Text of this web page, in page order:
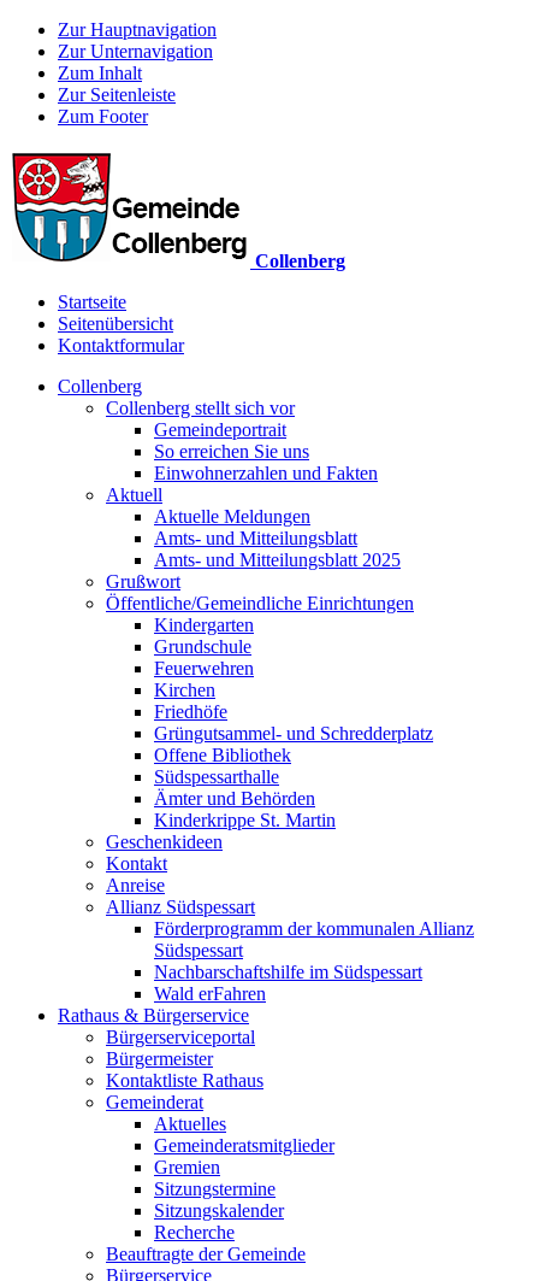
Zur Hauptnavigation
Zur Unternavigation
Zum Inhalt
Zur Seitenleiste
Zum Footer
Collenberg
Startseite
Seitenübersicht
Kontaktformular
Collenberg
Collenberg stellt sich vor
Gemeindeportrait
So erreichen Sie uns
Einwohnerzahlen und Fakten
Aktuell
Aktuelle Meldungen
Amts- und Mitteilungsblatt
Amts- und Mitteilungsblatt 2025
Grußwort
Öffentliche/Gemeindliche Einrichtungen
Kindergarten
Grundschule
Feuerwehren
Kirchen
Friedhöfe
Grüngutsammel- und Schredderplatz
Offene Bibliothek
Südspessarthalle
Ämter und Behörden
Kinderkrippe St. Martin
Geschenkideen
Kontakt
Anreise
Allianz Südspessart
Förderprogramm der kommunalen Allianz
Südspessart
Nachbarschaftshilfe im Südspessart
Wald erFahren
Rathaus & Bürgerservice
Bürgerserviceportal
Bürgermeister
Kontaktliste Rathaus
Gemeinderat
Aktuelles
Gemeinderatsmitglieder
Gremien
Sitzungstermine
Sitzungskalender
Recherche
Beauftragte der Gemeinde
Bürgerservice